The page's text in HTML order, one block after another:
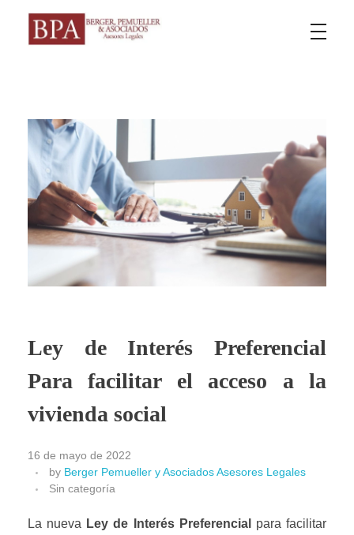
Ley de Interés Preferencial
Para facilitar el acceso a la
vivienda social
16 de mayo de 2022
by Berger Pemueller y Asociados Asesores Legales
Sin categoría
La nueva Ley de Interés Preferencial
para facilitar